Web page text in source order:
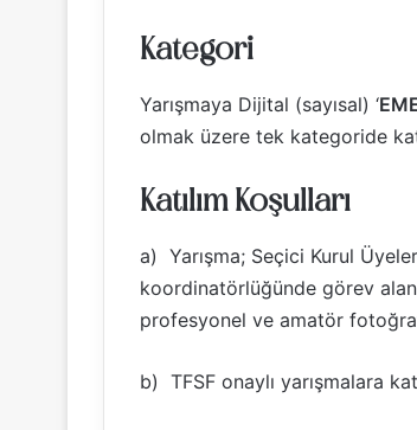
Kategori
Yarışmaya Dijital (sayısal) ‘
olmak üzere tek kategoride
Katılım Koşulları
a) Yarışma; Seçici Kurul
koordinatörlüğünde görev
profesyonel ve amatör
b) TFSF onaylı yarışmalara